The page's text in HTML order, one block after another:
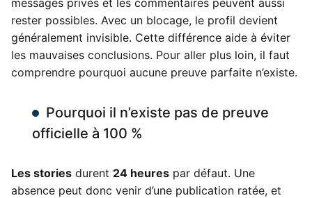
rester possibles. Avec un blocage, le profil devient
généralement invisible. Cette différence aide à éviter
les mauvaises conclusions. Pour aller plus loin, il faut
comprendre pourquoi aucune preuve parfaite n’existe.
Pourquoi il n’existe pas de preuve
officielle à 100 %
Les stories durent 24 heures par défaut. Une
absence peut donc venir d’une publication ratée, et